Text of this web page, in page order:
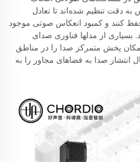
دقت تنظیم شده‌اند تا تعادل
کنند و کمبود انعکاس صوتی موجود
بسیاری از مدلها فناوری صدای
پخش متمرکز صدا را در مناطق
صدا به فضاهای مجاور را به